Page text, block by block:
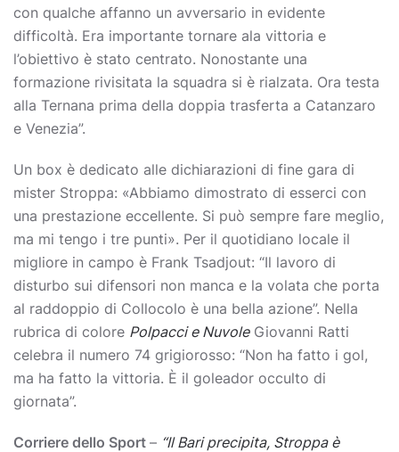
con qualche affanno un avversario in evidente
difficoltà. Era importante tornare ala vittoria e
l’obiettivo è stato centrato. Nonostante una
formazione rivisitata la squadra si è rialzata. Ora testa
alla Ternana prima della doppia trasferta a Catanzaro
e Venezia”.
Un box è dedicato alle dichiarazioni di fine gara di
mister Stroppa: «Abbiamo dimostrato di esserci con
una prestazione eccellente. Si può sempre fare meglio,
ma mi tengo i tre punti». Per il quotidiano locale il
migliore in campo è Frank Tsadjout: “Il lavoro di
disturbo sui difensori non manca e la volata che porta
al raddoppio di Collocolo è una bella azione”. Nella
rubrica di colore Polpacci e NuvoleGiovanni Ratti
celebra il numero 74 grigiorosso: “Non ha fatto i gol,
ma ha fatto la vittoria. È il goleador occulto di
giornata”.
Corriere dello Sport – “Il Bari precipita, Stroppa è